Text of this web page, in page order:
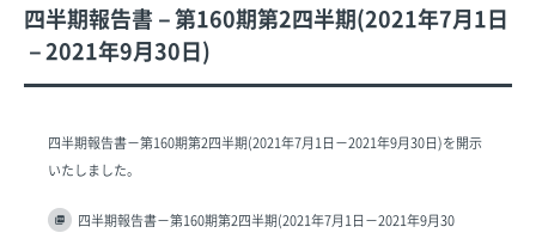
四半期報告書－第160期第2四半期(2021年7月1日
－2021年9月30日)
四半期報告書－第160期第2四半期(2021年7月1日－2021年9月30日)を開示
いたしました。
四半期報告書－第160期第2四半期(2021年7月1日－2021年9月30